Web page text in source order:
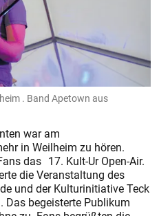
. Band Apetown aus
war am
in Weilheim zu hören.
das 17. Kult-Ur Open-Air.
die Veranstaltung des
und der Kulturinitiative Teck
Das begeisterte Publikum